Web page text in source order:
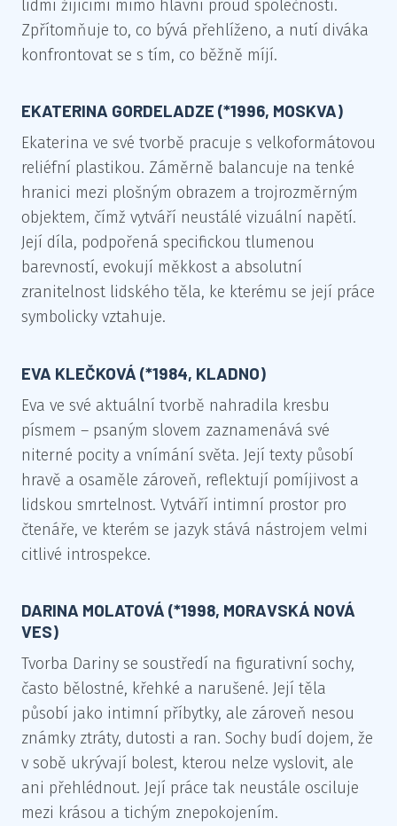
lidmi žijícími mimo hlavní proud společnosti.
Zpřítomňuje to, co bývá přehlíženo, a nutí diváka
konfrontovat se s tím, co běžně míjí.
EKATERINA GORDELADZE (*1996, MOSKVA)
Ekaterina ve své tvorbě pracuje s velkoformátovou
reliéfní plastikou. Záměrně balancuje na tenké
hranici mezi plošným obrazem a trojrozměrným
objektem, čímž vytváří neustálé vizuální napětí.
Její díla, podpořená specifickou tlumenou
barevností, evokují měkkost a absolutní
zranitelnost lidského těla, ke kterému se její práce
symbolicky vztahuje.
EVA KLEČKOVÁ (*1984, KLADNO)
Eva ve své aktuální tvorbě nahradila kresbu
písmem – psaným slovem zaznamenává své
niterné pocity a vnímání světa. Její texty působí
hravě a osaměle zároveň, reflektují pomíjivost a
lidskou smrtelnost. Vytváří intimní prostor pro
čtenáře, ve kterém se jazyk stává nástrojem velmi
citlivé introspekce.
DARINA MOLATOVÁ (*1998, MORAVSKÁ NOVÁ
VES)
Tvorba Dariny se soustředí na figurativní sochy,
často bělostné, křehké a narušené. Její těla
působí jako intimní příbytky, ale zároveň nesou
známky ztráty, dutosti a ran. Sochy budí dojem, že
v sobě ukrývají bolest, kterou nelze vyslovit, ale
ani přehlédnout. Její práce tak neustále osciluje
mezi krásou a tichým znepokojením.